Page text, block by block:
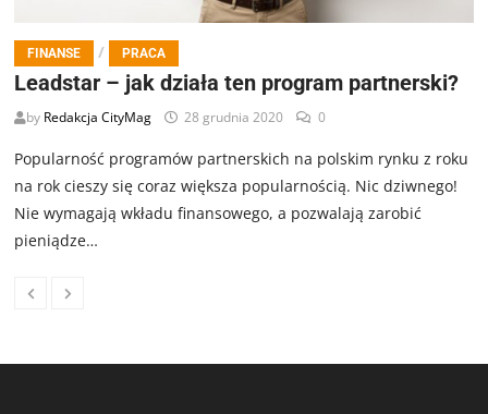
FINANSE / PRACA
Leadstar – jak działa ten program partnerski?
by Redakcja CityMag 28 grudnia 2020 0
Popularność programów partnerskich na polskim rynku z roku
na rok cieszy się coraz większa popularnością. Nic dziwnego!
Nie wymagają wkładu finansowego, a pozwalają zarobić
pieniądze…